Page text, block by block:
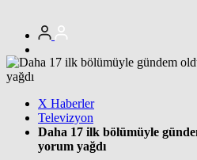
X Haberler
Televizyon
Daha 17 ilk bölümüyle
yorum yağdı